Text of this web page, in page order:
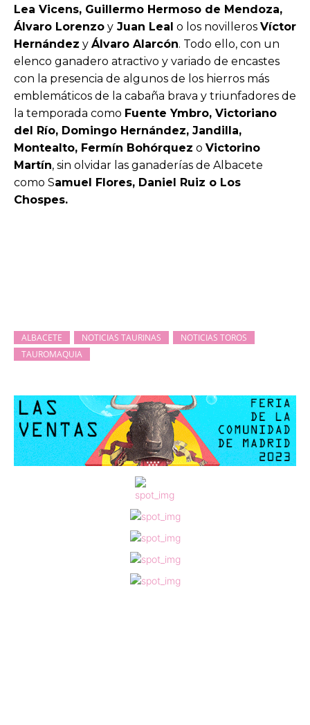
Lea Vicens, Guillermo Hermoso de Mendoza,
Álvaro Lorenzo y Juan Leal o los novilleros Víctor
Hernández y Álvaro Alarcón. Todo ello, con un
elenco ganadero atractivo y variado de encastes
con la presencia de algunos de los hierros más
emblemáticos de la cabaña brava y triunfadores de
la temporada como Fuente Ymbro, Victoriano
del Río, Domingo Hernández, Jandilla,
Montealto, Fermín Bohórquez o Victorino
Martín, sin olvidar las ganaderías de Albacete
como Samuel Flores, Daniel Ruiz o Los
Chospes.
ALBACETE NOTICIAS TAURINAS
NOTICIAS TOROS
TAUROMAQUIA